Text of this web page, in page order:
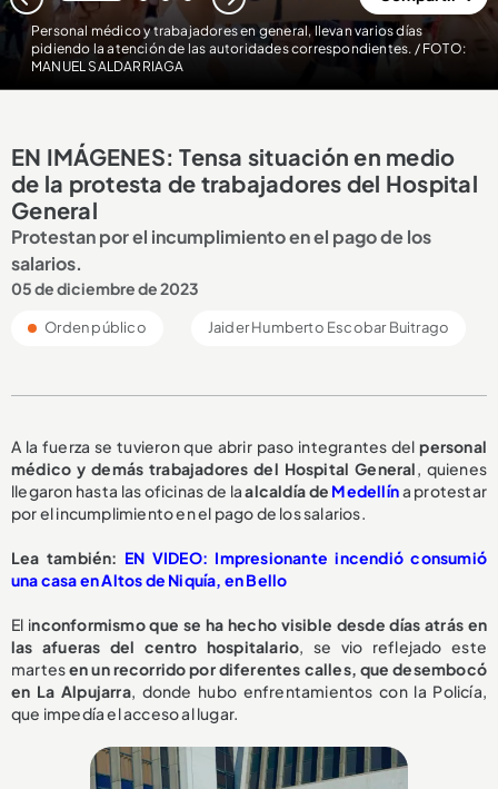
Personal médico y trabajadores en general, llevan varios días
pidiendo la atención de las autoridades correspondientes. / FOTO:
MANUEL SALDARRIAGA
EN IMÁGENES: Tensa situación en medio
de la protesta de trabajadores del Hospital
General
Protestan por el incumplimiento en el pago de los
salarios.
05 de diciembre de 2023
Orden público Jaider Humberto Escobar Buitrago
A la fuerza se tuvieron que abrir paso integrantes delpersonal
médico y demás trabajadores del Hospital General, quienes
llegaron hasta las oficinas de laalcaldía de Medellína protestar
por el incumplimiento en el pago de los salarios.
Lea también: EN VIDEO: Impresionante incendió consumió
una casa en Altos de Niquía, en Bello
El inconformismo que se ha hecho visible desde días atrás en
las afueras del centro hospitalario, se vio reflejado este
martesen un recorrido por diferentes calles, que desembocó
en La Alpujarra, donde hubo enfrentamientos con la Policía,
que impedía el acceso al lugar.